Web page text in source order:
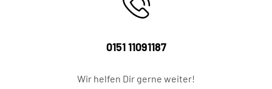
0151 11091187
Wir helfen Dir gerne weiter!